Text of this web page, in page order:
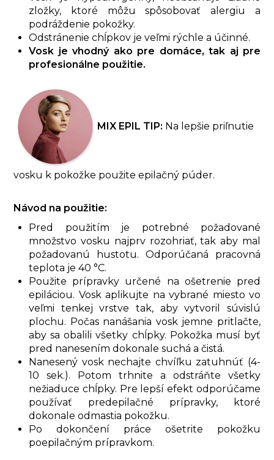
zložky, ktoré môžu spôsobovať alergiu a
podráždenie pokožky.
Odstránenie chĺpkov je veľmi rýchle a účinné.
Vosk je vhodný ako pre domáce, tak aj pre
profesionálne použitie.
MIX EPIL TIP: Na lepšie priľnutie
vosku k pokožke použite epilačný púder.
Návod na použitie:
Pred použitím je potrebné požadované
množstvo vosku najprv rozohriať, tak aby mal
požadovanú hustotu. Odporúčaná pracovná
teplota je 40 °C.
Použite prípravky určené na ošetrenie pred
epiláciou. Vosk aplikujte na vybrané miesto vo
veľmi tenkej vrstve tak, aby vytvoril súvislú
plochu. Počas nanášania vosk jemne pritlačte,
aby sa obalili všetky chĺpky. Pokožka musí byť
pred nanesením dokonale suchá a čistá.
Nanesený vosk nechajte chvíľku zatuhnúť (4-
10 sek.). Potom trhnite a odstráňte všetky
nežiaduce chĺpky. Pre lepší efekt odporúčame
používať predepilačné prípravky, ktoré
dokonale odmastia pokožku.
Po dokončení práce ošetrite pokožku
poepilačným prípravkom.